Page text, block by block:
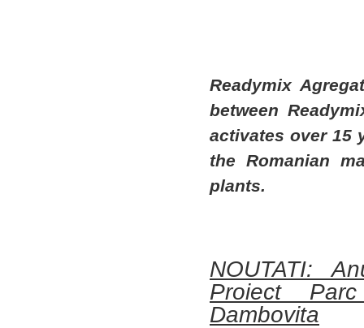
Readymix
between
activates over 15
the Romanian
plants.
NOUTATI:
Proiect
Dambovita